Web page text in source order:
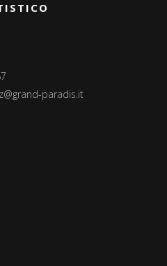
paradis.it